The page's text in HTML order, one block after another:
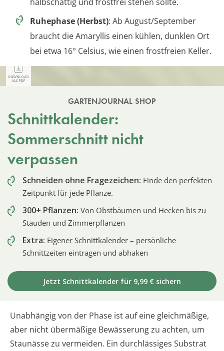
Ruhephase (Herbst): Ab August/September
braucht die Amaryllis einen kühlen, dunklen Ort
bei etwa 16° Celsius, wie einen frostfreien Keller.
GARTENJOURNAL SHOP
Schnittkalender:
Sommerschnitt nicht
verpassen
Schneiden ohne Fragezeichen: Finde den perfekten
Zeitpunkt für jede Pflanze.
300+ Pflanzen: Von Obstbäumen und Hecken bis zu
Stauden und Zimmerpflanzen
Extra: Eigener Schnittkalender – persönliche
Schnittzeiten eintragen und abhaken
Jetzt Schnittkalender für 9,99 € sichern
Unabhängig von der Phase ist auf eine gleichmäßige,
aber nicht übermäßige Bewässerung zu achten, um
Staunässe zu vermeiden. Ein durchlässiges Substrat